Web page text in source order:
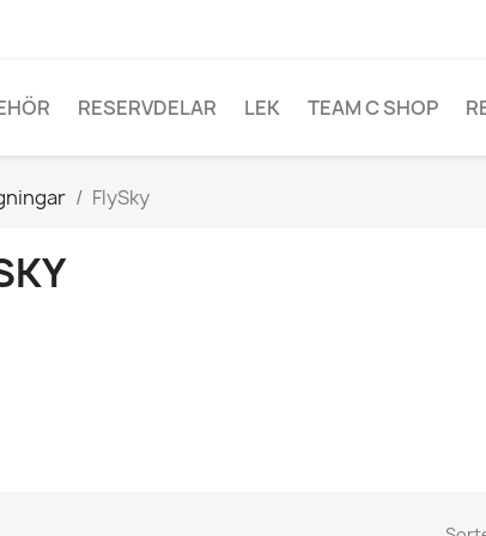
RESERVDELAR LEK TEAM C SHOP
FlySky